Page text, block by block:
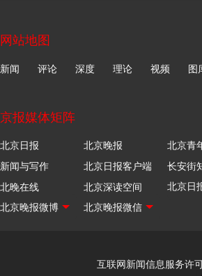
网站地图
新闻 评论 深度 理论 视频 图
京报媒体矩阵
北京日报 北京晚报 北京青
新闻与写作
北京日报客户端 长安街
北晚在线
北京深读空间
互联网新闻信息服务许